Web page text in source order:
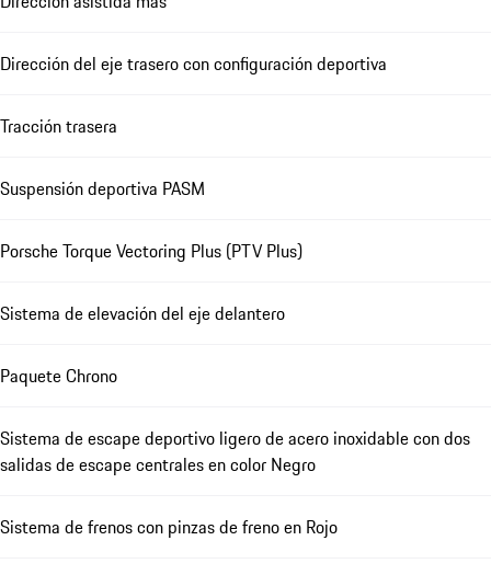
Dirección del eje trasero con configuración deportiva
Tracción trasera
Suspensión deportiva PASM
Porsche Torque Vectoring Plus (PTV Plus)
Sistema de elevación del eje delantero
Paquete Chrono
Sistema de escape deportivo ligero de acero inoxidable con dos
salidas de escape centrales en color Negro
Sistema de frenos con pinzas de freno en Rojo